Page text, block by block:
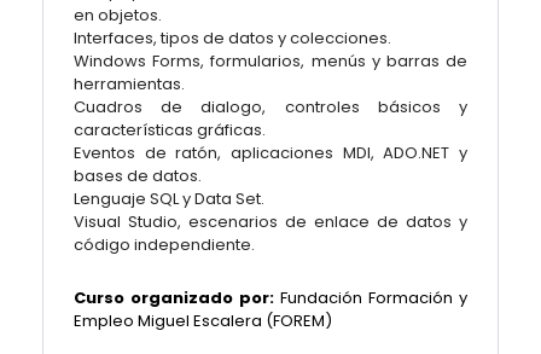
en objetos.
Interfaces, tipos de datos y colecciones.
Windows Forms, formularios, menús y barras de
herramientas.
Cuadros de dialogo, controles básicos y
características gráficas.
Eventos de ratón, aplicaciones MDI, ADO.NET y
bases de datos.
Lenguaje SQL y Data Set.
Visual Studio, escenarios de enlace de datos y
código independiente.
Curso organizado por: Fundación Formación y
Empleo Miguel Escalera (FOREM)